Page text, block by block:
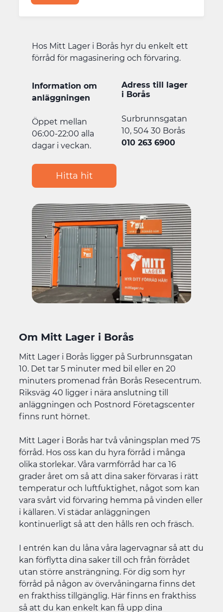
Hos Mitt Lager i Borås hyr du enkelt ett
förråd för magasinering och förvaring.
Information om
anläggningen
Öppet mellan
06:00-22:00 alla
dagar i veckan.
Adress till lager
i Borås
Surbrunnsgatan
10, 504 30 Borås​
010 263 6900
Hitta hit
Om Mitt Lager i Borås
Mitt Lager i Borås ligger på Surbrunnsgatan
10. Det tar 5 minuter med bil eller en 20
minuters promenad från Borås Resecentrum.
Riksväg 40 ligger i nära anslutning till
anläggningen och Postnord Företagscenter
finns runt hörnet.
Mitt Lager i Borås har två våningsplan med 75
förråd. Hos oss kan du hyra förråd i många
olika storlekar. Våra varmförråd har ca 16
grader året om så att dina saker förvaras i rätt
temperatur och luftfuktighet, något som kan
vara svårt vid förvaring hemma på vinden eller
i källaren. Vi städar anläggningen
kontinuerligt så att den hålls ren och fräsch.
I entrén kan du låna våra lagervagnar så att du
kan förflytta dina saker till och från förrådet
utan större ansträngning. För dig som hyr
förråd på någon av övervåningarna finns det
en frakthiss tillgänglig. Här finns en frakthiss
så att du kan enkelt kan få upp dina